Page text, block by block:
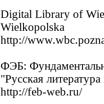
Digital Library of
Wielkopolska
http://
ФЭБ:
"Русская
http://feb-web.ru/